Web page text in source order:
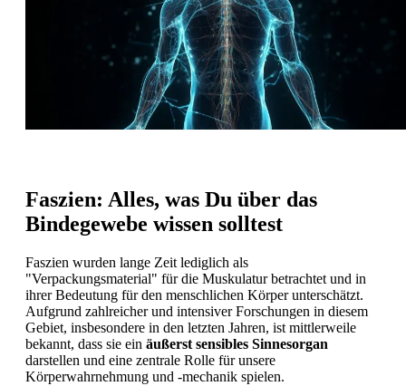
Faszien: Alles, was Du über das
Bindegewebe wissen solltest
Faszien wurden lange Zeit lediglich als
"Verpackungsmaterial" für die Muskulatur betrachtet und in
ihrer Bedeutung für den menschlichen Körper unterschätzt.
Aufgrund zahlreicher und intensiver Forschungen in diesem
Gebiet, insbesondere in den letzten Jahren, ist mittlerweile
bekannt, dass sie ein äußerst sensibles Sinnesorgan
darstellen und eine zentrale Rolle für unsere
Körperwahrnehmung und -mechanik spielen.